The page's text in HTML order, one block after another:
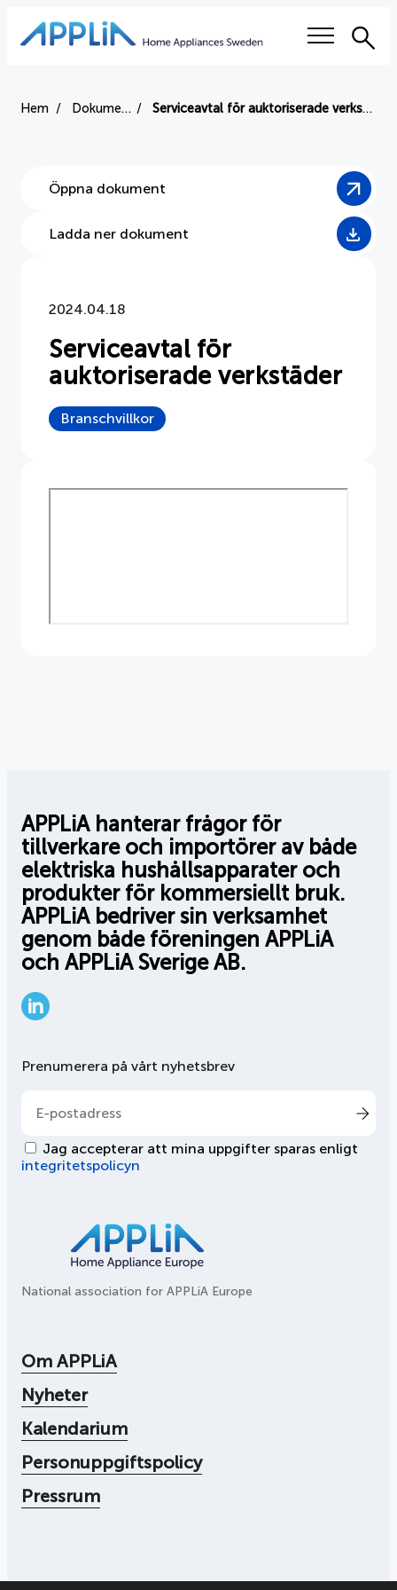
Sök
Våra frågor
Right to repair
Auktoriserade serviceverkstäder
Branschvillkor
Dokument
Hem Dokument Serviceavtal för auktoriserade verkstäder
Öppna dokument
Ladda ner dokument
2024.04.18
Serviceavtal för
auktoriserade verkstäder
Branschvillkor
APPLiA hanterar frågor för
tillverkare och importörer av både
elektriska hushållsapparater och
produkter för kommersiellt bruk.
APPLiA bedriver sin verksamhet
genom både föreningen APPLiA
och APPLiA Sverige AB.
National association for APPLiA Europe
Prenumerera på vårt nyhetsbrev
Jag accepterar att mina uppgifter sparas enligt
integritetspolicyn
Om APPLiA
Nyheter
Kalendarium
Personuppgiftspolicy
Pressrum